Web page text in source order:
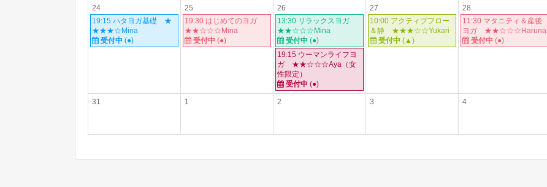
24
19:15 ハタヨガ基礎 ★
★★★☆Mina
受付中 (●)
25
19:30 はじめてのヨガ
★★☆☆☆Mina
受付中 (●)
26
13:30 リラックスヨガ
★★☆☆☆Mina
受付中 (●)
19:15 ウーマンライフヨ
ガ ★★☆☆☆Aya（女
性限定）
受付中 (●)
27
10:00 アクティブフロー
＆静 ★★★☆☆Yukari
受付中 (▲)
28
11:30 マタニティ＆産後
ヨガ ★★☆☆☆Haruna
受付中 (●)
31 1 2 3 4